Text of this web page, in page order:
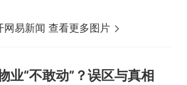
网易新闻 查看更多图片
业“不敢动”？误区与真相